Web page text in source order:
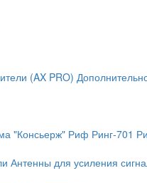
(AX PRO)
"Консьерж" Риф Ринг-701
Антенны для усиления